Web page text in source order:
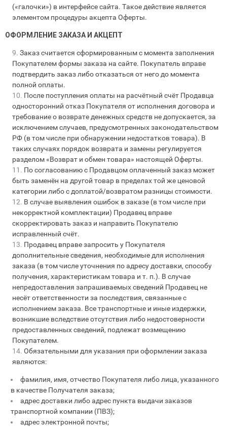
(«галочки») в интерфейсе сайта. Такое действие является
элементом процедуры акцепта Оферты.
ОФОРМЛЕНИЕ ЗАКАЗА И АКЦЕПТ
Заказ считается сформированным с момента заполнения
Покупателем формы заказа на сайте. Покупатель вправе
подтвердить заказ либо отказаться от него до момента
полной оплаты.
После поступления оплаты на расчётный счёт Продавца
односторонний отказ Покупателя от исполнения договора и
требование о возврате денежных средств не допускается, за
исключением случаев, предусмотренных законодательством
РФ (в том числе при обнаружении недостатков товара). В
таких случаях порядок возврата и замены регулируется
разделом «Возврат и обмен товара» настоящей Оферты.
По согласованию с Продавцом оплаченный заказ может
быть заменён на другой товар в пределах той же ценовой
категории либо с доплатой/возвратом разницы стоимости.
В случае выявления ошибок в заказе (в том числе при
некорректной комплектации) Продавец вправе
скорректировать заказ и направить Покупателю
исправленный счёт.
Продавец вправе запросить у Покупателя
дополнительные сведения, необходимые для исполнения
заказа (в том числе уточнения по адресу доставки, способу
получения, характеристикам товара и т. п.). В случае
непредоставления запрашиваемых сведений Продавец не
несёт ответственности за последствия, связанные с
исполнением заказа. Все транспортные и иные издержки,
возникшие вследствие отсутствия либо недостоверности
предоставленных сведений, подлежат возмещению
Покупателем.
Обязательными для указания при оформлении заказа
являются:
фамилия, имя, отчество Покупателя либо лица, указанного
в качестве Получателя заказа;
адрес доставки либо адрес пункта выдачи заказов
транспортной компании (ПВЗ);
адрес электронной почты;